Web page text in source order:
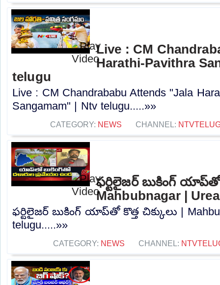
Live : CM
Harathi-Pavithra
telugu
Live : CM Chandrababu Attends "Jala
Sangamam" | Ntv telugu.....»»
CATEGORY: NEWS CHANNEL:
ఫర్టిలైజర్ బుకింగ్ యాప్‌తో
Mahbubnagar |
ఫర్టిలైజర్ బుకింగ్ యాప్‌తో కొత్త చిక్కులు |
telugu.....»»
CATEGORY: NEWS CHANNEL: